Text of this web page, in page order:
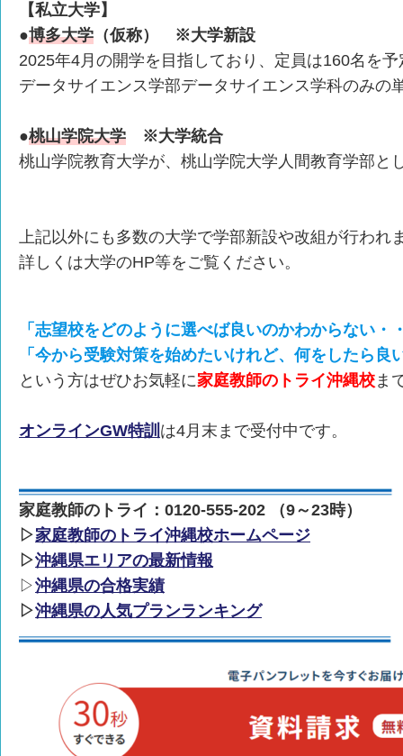
【私立大学】
●博多大学 （仮称） ※大学新設
2025年4月の開学を目指しており、定員は160名を予
データサイエンス学部データサイエンス学科のみの
●桃山学院大学 ※大学統合
桃山学院教育大学が、桃山学院大学人間教育学部と
上記以外にも多数の大学で学部新設や改組が行われ
詳しくは大学のHP等をご覧ください。
「志望校をどのように選べば良いのかわからない・
「今から受験対策を始めたいけれど、何をしたら良
という方はぜひお気軽に家庭教師のトライ沖縄校ま
オンラインGW特訓 は4月末まで受付中です。
家庭教師のトライ：0120-555-202 （9～23時）
▷家庭教師のトライ沖縄校ホームページ
▷沖縄県エリアの最新情報
▷沖縄県の合格実績
▷沖縄県の人気プランランキング